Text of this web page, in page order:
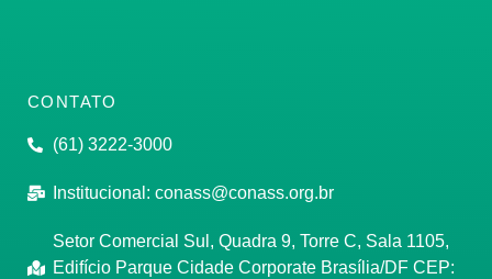
CONTATO
(61) 3222-3000
Institucional: conass@conass.org.br
Setor Comercial Sul, Quadra 9, Torre C, Sala 1105,
Edifício Parque Cidade Corporate Brasília/DF CEP: